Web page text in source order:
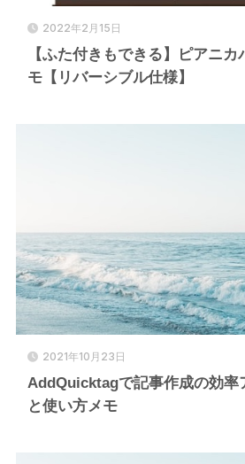
2022年2月15日
【ふた付きもできる】ピアニ
モ【リバーシブル仕様】
2021年10月23日
AddQuicktagで記事作成の効
と使い方メモ